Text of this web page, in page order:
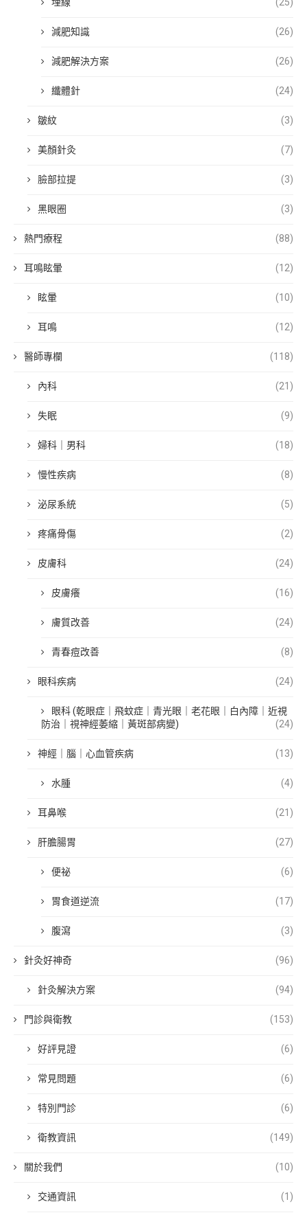
減肥知識 (26)
減肥解決方案 (26)
纖體針 (24)
皺紋 (3)
美顏針灸 (7)
臉部拉提 (3)
黑眼圈 (3)
熱門療程 (88)
耳鳴眩暈 (12)
眩暈 (10)
耳鳴 (12)
醫師專欄 (118)
內科 (21)
失眠 (9)
婦科｜男科 (18)
慢性疾病 (8)
泌尿系統 (5)
疼痛骨傷 (2)
皮膚科 (24)
皮膚癢 (16)
膚質改善 (24)
青春痘改善 (8)
眼科疾病 (24)
眼科 (乾眼症｜飛蚊症｜青光眼｜老花眼｜白內障｜近視
防治｜視神經萎縮｜黃斑部病變)
(24)
神經｜腦｜心血管疾病 (13)
水腫 (4)
耳鼻喉 (21)
肝膽腸胃 (27)
便祕 (6)
胃食道逆流 (17)
腹瀉 (3)
針灸好神奇 (96)
針灸解決方案 (94)
門診與衛教 (153)
好評見證 (6)
常見問題 (6)
特別門診 (6)
衛教資訊 (149)
關於我們 (10)
交通資訊 (1)